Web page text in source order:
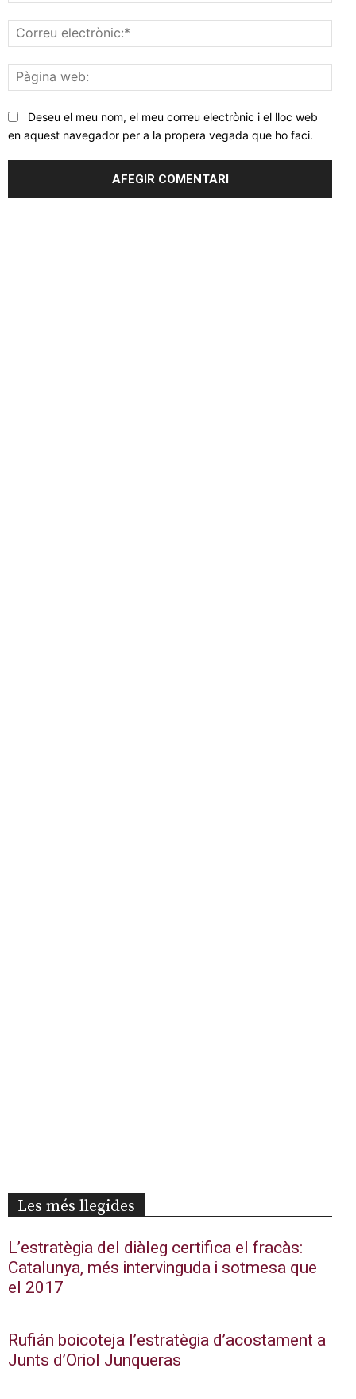
web:
Deseu el meu nom, el meu correu electrònic i el lloc web
en aquest navegador per a la propera vegada que ho faci.
Les més llegides
L’estratègia del diàleg certifica el fracàs:
Catalunya, més intervinguda i sotmesa que
el 2017
Rufián boicoteja l’estratègia d’acostament a
Junts d’Oriol Junqueras